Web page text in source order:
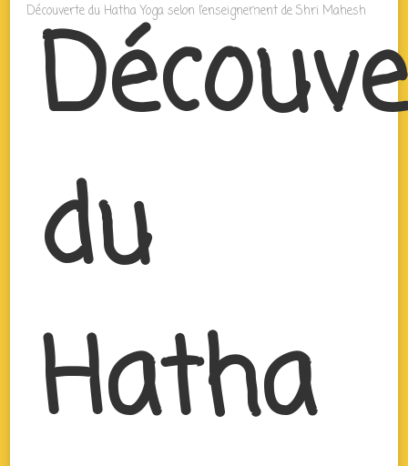
Découverte du Hatha Yoga selon l’enseignement de Shri Mahesh
du
Hatha